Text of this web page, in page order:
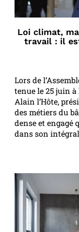
Loi climat,
travail : il
Lors de
tenue le 25 juin
Alain l’Hôte,
des métiers du
dense et engagé
dans son